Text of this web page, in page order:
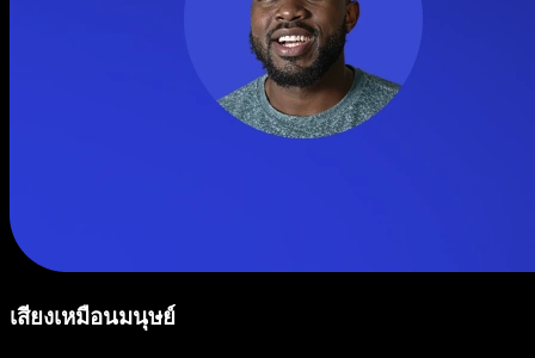
เสียงเหมือนมนุษย์